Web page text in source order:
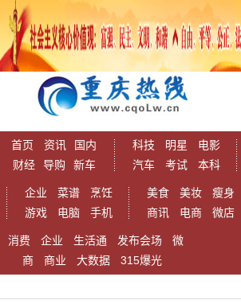
首页 资讯
国内
财经
导购 新车
科技 明星
电影
汽车
考试 本科
企业 菜谱
烹饪
游戏
电脑 手机
美食 美妆
瘦身
商讯
电商 微店
消费 企业 生活通 发布会场
微
商
商业 大数据 315爆光